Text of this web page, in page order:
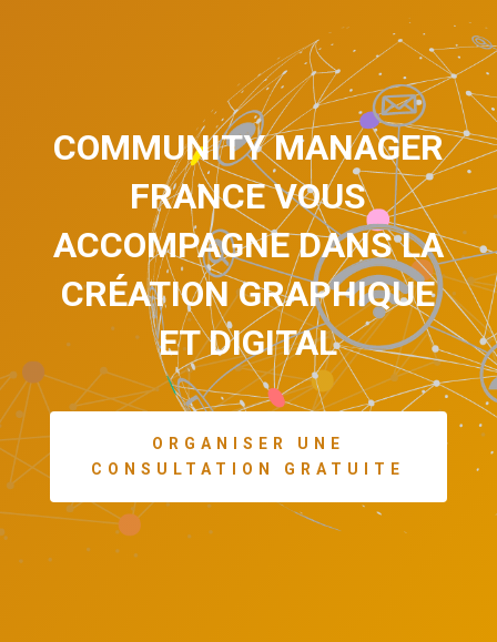
COMMUNITY MANAGER
FRANCE VOUS
ACCOMPAGNE DANS LA
CRÉATION GRAPHIQUE
ET DIGITAL
ORGANISER UNE
CONSULTATION GRATUITE